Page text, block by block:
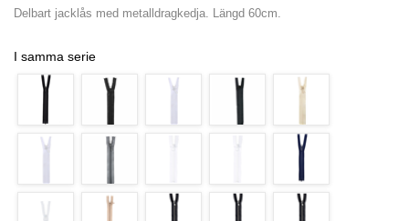
Delbart jacklås med metalldragkedja. Längd 60cm.
I samma serie